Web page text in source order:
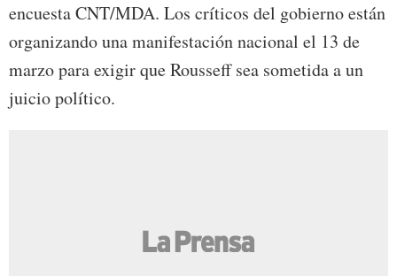
encuesta CNT/MDA. Los críticos del gobierno están
organizando una manifestación nacional el 13 de
marzo para exigir que Rousseff sea sometida a un
juicio político.